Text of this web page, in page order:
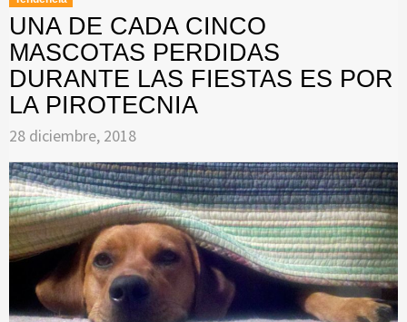
UNA DE CADA CINCO
MASCOTAS PERDIDAS
DURANTE LAS FIESTAS ES POR
LA PIROTECNIA
28 diciembre, 2018